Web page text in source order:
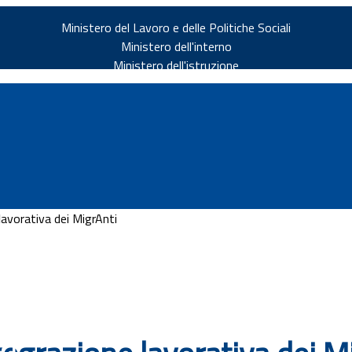
Ministero del Lavoro e delle Politiche Sociali
Ministero dell'interno
Ministero dell'istruzione
dei MigrAnti